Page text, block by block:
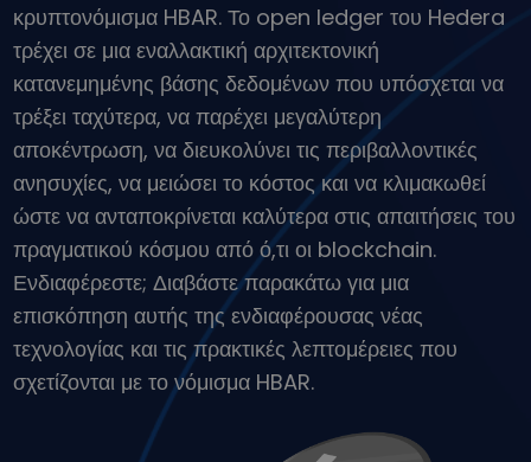
Χρηματοκιβώτιο
Αποταμιεύστε κρυπτονομίσματα για το μέλλον σας
Επαναλαμβανόμενη αγορά
Τακτικές προγραμματισμένες επενδύσεις (DCA)
Ειδοποιήσεις Τιμών
Ενημερώσεις τιμών σε πραγματικό χρόνο για τα αγαπημένα σας
διακριτικά
Εξερεύνηση επενδύσεων
Ανακαλύψτε επενδυτικές ευκαιρίες
Ανάλυση χαρτοφυλακίου
Έξυπνες πληροφορίες για βέλτιστη απόδοση
κρυπτονόμισμα HBAR. Το open ledger του Hedera
τρέχει σε μια εναλλακτική αρχιτεκτονική
κατανεμημένης βάσης δεδομένων που υπόσχεται να
τρέξει ταχύτερα, να παρέχει μεγαλύτερη
αποκέντρωση, να διευκολύνει τις περιβαλλοντικές
ανησυχίες, να μειώσει το κόστος και να κλιμακωθεί
ώστε να ανταποκρίνεται καλύτερα στις απαιτήσεις του
πραγματικού κόσμου από ό,τι οι blockchain.
Ενδιαφέρεστε; Διαβάστε παρακάτω για μια
επισκόπηση αυτής της ενδιαφέρουσας νέας
τεχνολογίας και τις πρακτικές λεπτομέρειες που
σχετίζονται με το νόμισμα HBAR.